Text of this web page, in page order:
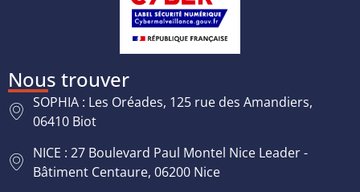
Nous trouver
SOPHIA : Les Oréades, 125 rue des Amandiers,
06410 Biot
NICE : 27 Boulevard Paul Montel Nice Leader -
Bâtiment Centaure, 06200 Nice